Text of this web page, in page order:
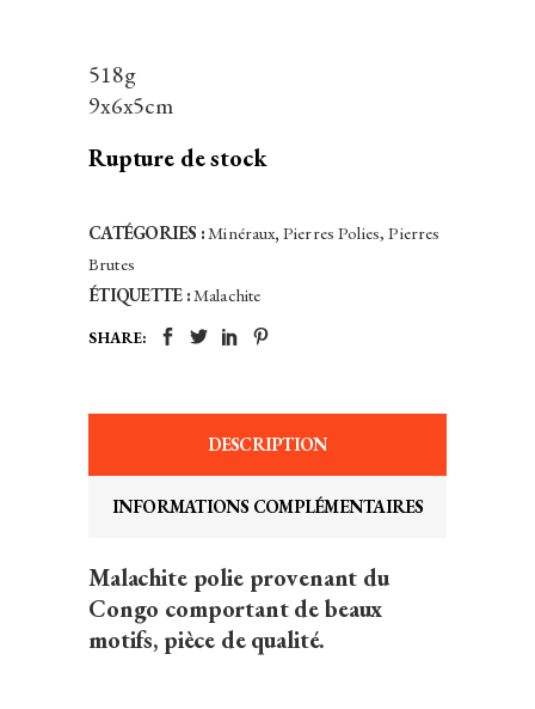
518g
9x6x5cm
Rupture de stock
CATÉGORIES :Minéraux, Pierres Polies, Pierres
Brutes
ÉTIQUETTE :Malachite
SHARE:
DESCRIPTION
INFORMATIONS COMPLÉMENTAIRES
Malachite polie provenant du
Congo comportant de beaux
motifs, pièce de qualité.